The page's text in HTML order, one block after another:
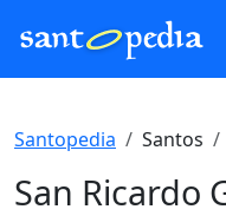
Santopedia Santos
San Ricardo